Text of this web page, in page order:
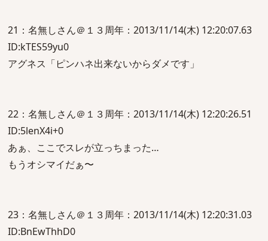
21：名無しさん＠１３周年：2013/11/14(木) 12:20:07.63
ID:kTES59yu0
アグネス「ピンハネ出来ないからダメです」
22：名無しさん＠１３周年：2013/11/14(木) 12:20:26.51
ID:5lenX4i+0
あぁ、ここでスレが立っちまった…
もうオシマイだぁ〜
23：名無しさん＠１３周年：2013/11/14(木) 12:20:31.03
ID:BnEwThhD0